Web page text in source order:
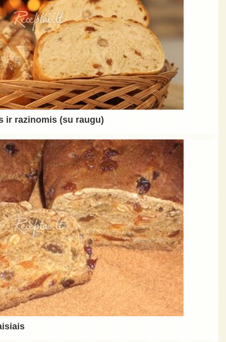
ir razinomis (su raugu)